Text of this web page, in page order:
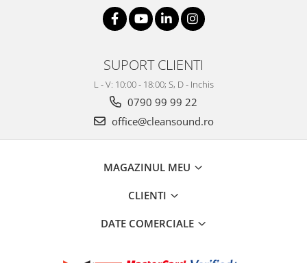
SUPORT CLIENTI
L - V: 10:00 - 18:00; S, D - Inchis
0790 99 99 22
office@cleansound.ro
MAGAZINUL MEU
CLIENTI
DATE COMERCIALE